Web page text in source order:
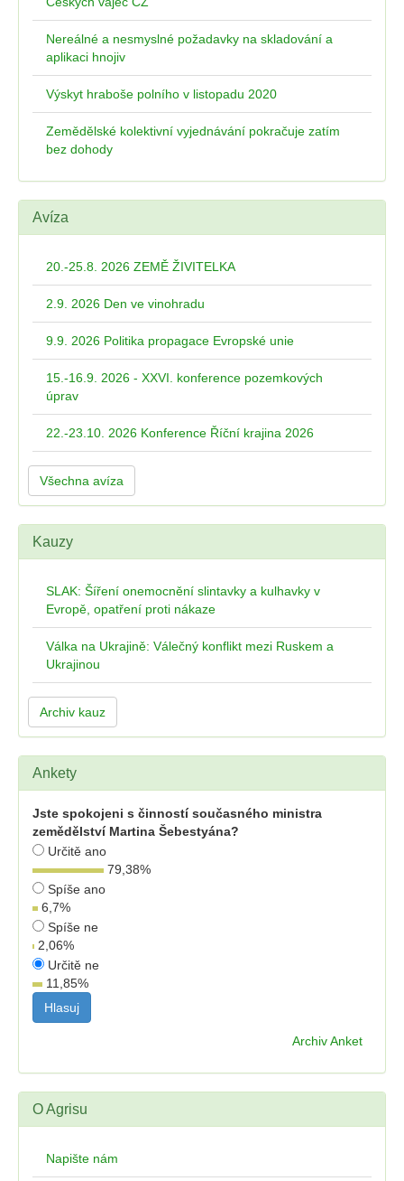
Nereálné a nesmyslné požadavky na skladování a
aplikaci hnojiv
Výskyt hraboše polního v listopadu 2020
Zemědělské kolektivní vyjednávání pokračuje zatím
bez dohody
Avíza
20.-25.8. 2026 ZEMĚ ŽIVITELKA
2.9. 2026 Den ve vinohradu
9.9. 2026 Politika propagace Evropské unie
15.-16.9. 2026 - XXVI. konference pozemkových
úprav
22.-23.10. 2026 Konference Říční krajina 2026
Všechna avíza
Kauzy
SLAK: Šíření onemocnění slintavky a kulhavky v
Evropě, opatření proti nákaze
Válka na Ukrajině: Válečný konflikt mezi Ruskem a
Ukrajinou
Archiv kauz
Ankety
Jste spokojeni s činností současného ministra
zemědělství Martina Šebestyána?
Určitě ano
79,38%
Spíše ano
6,7%
Spíše ne
2,06%
Určitě ne
11,85%
Archiv Anket
O Agrisu
Napište nám